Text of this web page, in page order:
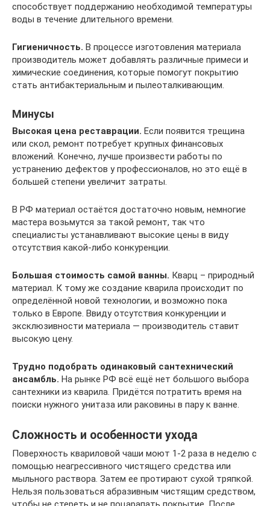
способствует поддержанию необходимой температуры
воды в течение длительного времени.
Гигиеничность. В процессе изготовления материала
производитель может добавлять различные примеси и
химические соединения, которые помогут покрытию
стать антибактериальным и пылеоталкивающим.
Минусы
Высокая цена реставрации. Если появится трещина
или скол, ремонт потребует крупных финансовых
вложений. Конечно, лучше произвести работы по
устранению дефектов у профессионалов, но это ещё в
большей степени увеличит затраты.
В РФ материал остаётся достаточно новым, немногие
мастера возьмутся за такой ремонт, так что
специалисты устанавливают высокие цены в виду
отсутствия какой-либо конкуренции.
Большая стоимость самой ванны. Кварц – природный
материал. К тому же создание кварила происходит по
определённой новой технологии, и возможно пока
только в Европе. Ввиду отсутствия конкуренции и
эксклюзивности материала — производитель ставит
высокую цену.
Трудно подобрать одинаковый сантехнический
ансамбль. На рынке РФ всё ещё нет большого выбора
сантехники из кварила. Придётся потратить время на
поиски нужного унитаза или раковины в пару к ванне.
Сложность и особенности ухода
Поверхность квариловой чаши моют 1-2 раза в неделю с
помощью неагрессивного чистящего средства или
мыльного раствора. Затем ее протирают сухой тряпкой.
Нельзя пользоваться абразивным чистящим средством,